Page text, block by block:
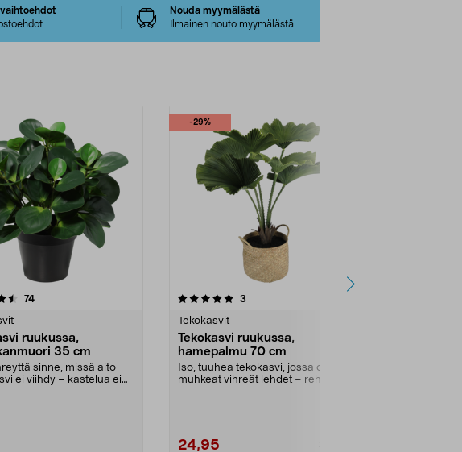
Nouda myymälästä
Ilmainen nouto myymälästä
74arvostelut
ruukussa,
35 cm
sinne, missä aito
ei viihdy – kastelua ei
-29%
5.0viidestä
3
Tekokasvit
Tekokasvi ruukussa,
hamepalmu 70 cm
Iso, tuuhea tekokasvi, jossa on
muhkeat vihreät lehdet – rehevä
34,95
24,95